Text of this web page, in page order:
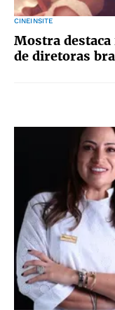
CINEINSITE
Mostra
de diretoras